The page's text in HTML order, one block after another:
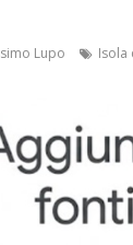
Lupo Isola